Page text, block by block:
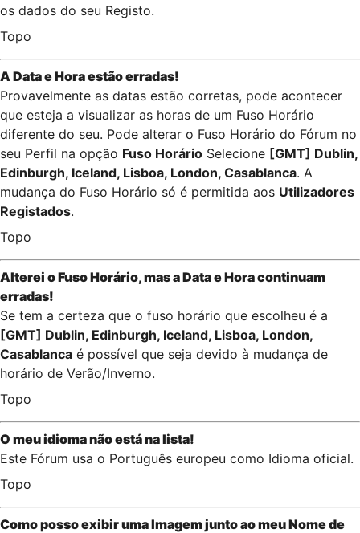
os dados do seu Registo.
Topo
A Data e Hora estão erradas!
Provavelmente as datas estão corretas, pode acontecer
que esteja a visualizar as horas de um Fuso Horário
diferente do seu. Pode alterar o Fuso Horário do Fórum no
seu Perfil na opção Fuso Horário Selecione [GMT] Dublin,
Edinburgh, Iceland, Lisboa, London, Casablanca. A
mudança do Fuso Horário só é permitida aos Utilizadores
Registados.
Topo
Alterei o Fuso Horário, mas a Data e Hora continuam
erradas!
Se tem a certeza que o fuso horário que escolheu é a
[GMT] Dublin, Edinburgh, Iceland, Lisboa, London,
Casablanca é possível que seja devido à mudança de
horário de Verão/Inverno.
Topo
O meu idioma não está na lista!
Este Fórum usa o Português europeu como Idioma oficial.
Topo
Como posso exibir uma Imagem junto ao meu Nome de